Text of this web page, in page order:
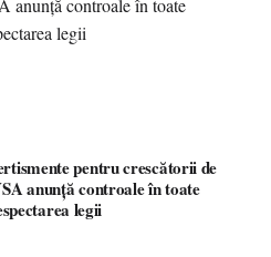
pentru crescătorii de
anunță controale în toate
legii